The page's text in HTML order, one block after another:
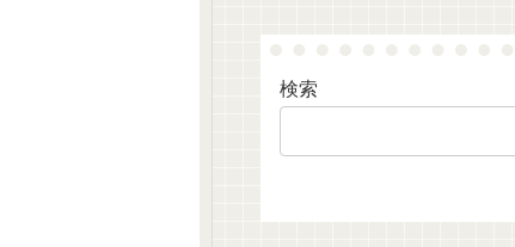
検索